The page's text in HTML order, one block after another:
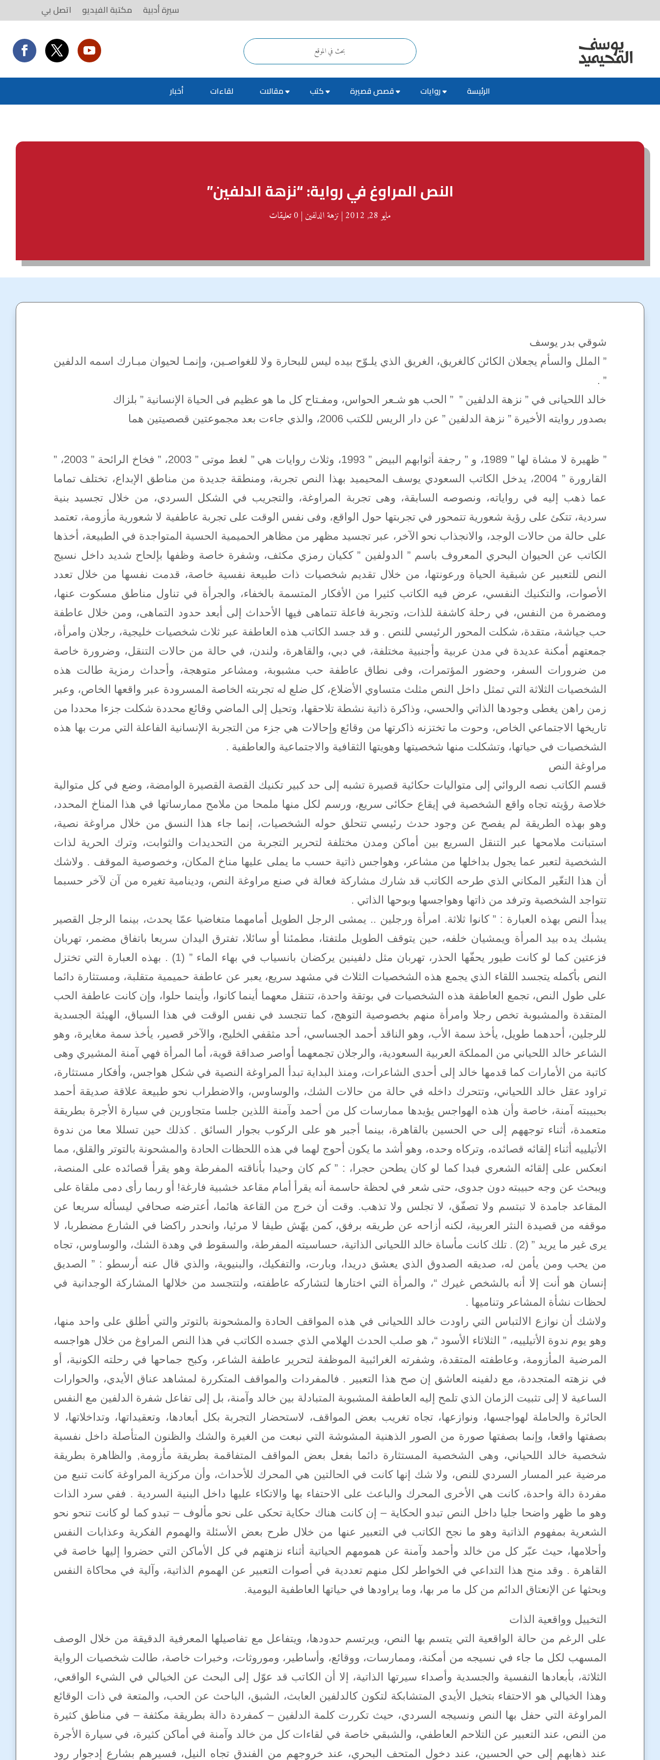
سيرة أدبية مكتبة الفيديو اتصل بي
الرئيسة روايات قصص قصيرة كتب مقالات لقاءات أخبار
النص المراوغ في رواية: “نزهة الدلفين”
مايو 28, 2012 |نزهة الدلفين | 0 تعليقات
شوقي بدر يوسف
” الملل والسأم يجعلان الكائن كالغريق، الغريق الذي يلـوّح بيده ليس للبحارة ولا للغواصـين، وإنمـا لحيوان مبـارك اسمه الدلفين
” .
خالد اللحيانى في ” نزهة الدلفين ” ” الحب هو شـعر الحواس، ومفـتاح كل ما هو عظيم فى الحياة الإنسانية ” بلزاك
بصدور روايته الأخيرة ” نزهة الدلفين ” عن دار الريس للكتب 2006، والذي جاءت بعد مجموعتين قصصيتين هما
” ظهيرة لا مشاة لها ” 1989، و ” رجفة أثوابهم البيض ” 1993، وثلاث روايات هي ” لغط موتى ” 2003، ” فخاخ الرائحة ” 2003، ”
القارورة ” 2004، يدخل الكاتب السعودي يوسف المحيميد بهذا النص تجربة، ومنطقة جديدة من مناطق الإبداع، تختلف تماما
عما ذهب إليه في رواياته، ونصوصه السابقة، وهى تجربة المراوغة، والتجريب في الشكل السردي، من خلال تجسيد بنية
سردية، تتكئ على رؤية شعورية تتمحور في تجربتها حول الواقع، وفى نفس الوقت على تجربة عاطفية لا شعورية مأزومة، تعتمد
على حالة من حالات الوجد، والانجذاب نحو الآخر، عبر تجسيد مظهر من مظاهر الحميمية الحسية المتواجدة في الطبيعة، أخذها
الكاتب عن الحيوان البحري المعروف باسم ” الدولفين ” ككيان رمزي مكثف، وشفرة خاصة وظفها بإلحاح شديد داخل نسيج
النص للتعبير عن شبقية الحياة ورعونتها، من خلال تقديم شخصيات ذات طبيعة نفسية خاصة، قدمت نفسها من خلال تعدد
الأصوات، والتكنيك النفسي، عرض فيه الكاتب كثيرا من الأفكار المتسمة بالخفاء، والجرأة في تناول مناطق مسكوت عنها،
ومضمرة من النفس، في رحلة كاشفة للذات، وتجربة فاعلة تتماهى فيها الأحداث إلى أبعد حدود التماهى، ومن خلال عاطفة
حب جياشة، متقدة، شكلت المحور الرئيسي للنص . و قد جسد الكاتب هذه العاطفة عبر ثلاث شخصيات خليجية، رجلان وامرأة،
جمعتهم أمكنة عديدة في مدن عربية وأجنبية مختلفة، في دبي، والقاهرة، ولندن، في حالة من حالات التنقل، وضرورة خاصة
من ضرورات السفر، وحضور المؤتمرات، وفى نطاق عاطفة حب مشبوبة، ومشاعر متوهجة، وأحداث رمزية طالت هذه
الشخصيات الثلاثة التي تمثل داخل النص مثلث متساوي الأضلاع، كل ضلع له تجربته الخاصة المسرودة عبر واقعها الخاص، وعبر
زمن راهن يغطى وجودها الذاتي والحسي، وذاكرة ذاتية نشطة تلاحقها، وتحيل إلى الماضي وقائع محددة شكلت جزءا محددا من
تاريخها الاجتماعي الخاص، وحوت ما تختزنه ذاكرتها من وقائع وإحالات هي جزء من التجربة الإنسانية الفاعلة التي مرت بها هذه
الشخصيات في حياتها، وتشكلت منها شخصيتها وهويتها الثقافية والاجتماعية والعاطفية .
مراوغة النص
قسم الكاتب نصه الروائي إلى متواليات حكائية قصيرة تشبه إلى حد كبير تكنيك القصة القصيرة الوامضة، وضع في كل متوالية
خلاصة رؤيته تجاه واقع الشخصية في إيقاع حكائى سريع، ورسم لكل منها ملمحا من ملامح ممارساتها في هذا المناخ المحدد،
وهو بهذه الطريقة لم يفصح عن وجود حدث رئيسي تتحلق حوله الشخصيات، إنما جاء هذا النسق من خلال مراوغة نصية،
استبانت ملامحها عبر التنقل السريع بين أماكن ومدن مختلفة لتحرير التجربة من التحديدات والثوابت، وترك الحرية لذات
الشخصية لتعبر عما يجول بداخلها من مشاعر، وهواجس ذاتية حسب ما يملى عليها مناخ المكان، وخصوصية الموقف . ولاشك
أن هذا التغّير المكاني الذي طرحه الكاتب قد شارك مشاركة فعالة في صنع مراوغة النص، ودينامية تغيره من آن لآخر حسبما
تتواجد الشخصية وترفد من ذاتها وهواجسها وبوحها الذاتي .
يبدأ النص بهذه العبارة : ” كانوا ثلاثة. امرأة ورجلين .. يمشى الرجل الطويل أمامهما متغاضيا عمّا يحدث، بينما الرجل القصير
يشبك يده بيد المرأة ويمشيان خلفه، حين يتوقف الطويل ملتفتا، مطمئنا أو سائلا، تفترق اليدان سريعا باتفاق مضمر، تهربان
فزعتين كما لو كانت طيور يحفّها الحذر، تهربان مثل دلفينين يركضان بانسياب في بهاء الماء ” (1) . بهذه العبارة التي تختزل
النص بأكمله يتجسد اللقاء الذي يجمع هذه الشخصيات الثلاث في مشهد سريع، يعبر عن عاطفة حميمية متقلبة، ومستثارة دائما
على طول النص، تجمع العاطفة هذه الشخصيات في بوتقة واحدة، تتنقل معهما أينما كانوا، وأينما حلوا، وإن كانت عاطفة الحب
المتقدة والمشبوبة تخص رجلا وامرأة منهم بخصوصية التوهج، كما تتجسد في نفس الوقت في هذا السياق، الهيئة الجسدية
للرجلين، أحدهما طويل، يأخذ سمة الأب، وهو الناقد أحمد الجساسي، أحد مثقفي الخليج، والآخر قصير، يأخذ سمة مغايرة، وهو
الشاعر خالد اللحياني من المملكة العربية السعودية، والرجلان تجمعهما أواصر صداقة قوية، أما المرأة فهي آمنة المشيري وهى
كاتبة من الأمارات كما قدمها خالد إلى أحدى الشاعرات، ومنذ البداية تبدأ المراوغة النصية في شكل هواجس، وأفكار مستثارة،
تراود عقل خالد اللحياني، وتتحرك داخله في حالة من حالات الشك، والوساوس، والاضطراب نحو طبيعة علاقة صديقة أحمد
بحبيبته آمنة، خاصة وأن هذه الهواجس يؤيدها ممارسات كل من أحمد وآمنة اللذين جلسا متجاورين في سيارة الأجرة بطريقة
متعمدة، أثناء توجههم إلى حي الحسين بالقاهرة، بينما أجبر هو على الركوب بجوار السائق . كذلك حين تسللا معا من ندوة
الأتيلييه أثناء إلقائه قصائده، وتركاه وحده، وهو أشد ما يكون أحوج لهما في هذه اللحظات الحادة والمشحونة بالتوتر والقلق، مما
انعكس على إلقائه الشعري فبدا كما لو كان يطحن حجرا، : ” كم كان وحيدا بأناقته المفرطة وهو يقرأ قصائده على المنصة،
ويبحث عن وجه حبيبته دون جدوى، حتى شعر في لحظة حاسمة أنه يقرأ أمام مقاعد خشبية فارغة! أو ربما رأى دمى ملقاة على
المقاعد جامدة لا تبتسم ولا تصفّق، لا تجلس ولا تذهب. وقت أن خرج من القاعة هائما، أعترضه صحافي ليسأله سريعا عن
موقفه من قصيدة النثر العربية، لكنه أزاحه عن طريقه برفق، كمن يهّش طيفا لا مرئيا، وانحدر راكضا في الشارع مضطربا، لا
يرى غير ما يريد ” (2) . تلك كانت مأساة خالد اللحيانى الذاتية، حساسيته المفرطة، والسقوط في وهدة الشك، والوساوس، تجاه
من يحب ومن يأمن له، صديقه الصدوق الذي يعشق دريدا، وبارت، والتفكيك، والبنيوية، والذي قال عنه أرسطو : ” الصديق
إنسان هو أنت إلا أنه بالشخص غيرك “، والمرأة التي اختارها لتشاركه عاطفته، ولتتجسد من خلالها المشاركة الوجدانية في
لحظات نشأة المشاعر وتناميها .
ولاشك أن نوازع الالتباس التي راودت خالد اللحيانى في هذه المواقف الحادة والمشحونة بالتوتر والتي أطلق على واحد منها،
وهو يوم ندوة الأتيلييه، ” الثلاثاء الأسود “، هو صلب الحدث الهلامي الذي جسده الكاتب في هذا النص المراوغ من خلال هواجسه
المرضية المأزومة، وعاطفته المتقدة، وشفرته الغرائبية الموظفة لتحرير عاطفة الشاعر، وكبح جماحها في رحلته الكونية، أو
في نزهته المتجددة، مع دلفينه العاشق إن صح هذا التعبير . فالمفردات والمواقف المتكررة لمشاهد عناق الأيدي، والحوارات
الساعية لا إلى تثبيت الزمان الذي تلمح إليه العاطفة المشبوبة المتبادلة بين خالد وآمنة، بل إلى تفاعل شفرة الدلفين مع النفس
الحائرة والحاملة لهواجسها، ونوازعها، تجاه تغريب بعض المواقف، لاستحضار التجربة بكل أبعادها، وتعقيداتها، وتداخلاتها، لا
بصفتها واقعا، وإنما بصفتها صورة من الصور الذهنية المشوشة التي نبعت من الغيرة والشك والظنون المتأصلة داخل نفسية
شخصية خالد اللحياني، وهى الشخصية المستثارة دائما بفعل بعض المواقف المتفاقمة بطريقة مأزومة, والظاهرة بطريقة
مرضية عبر المسار السردي للنص، ولا شك إنها كانت في الحالتين هي المحرك للأحداث، وأن مركزية المراوغة كانت تنبع من
مفردة دالة واحدة، كانت هي الأخرى المحرك والباعث على الاحتفاء بها والاتكاء عليها داخل البنية السردية . ففي سرد الذات
وهو ما ظهر واضحا جليا داخل النص تبدو الحكاية – إن كانت هناك حكاية تحكى على نحو مألوف – تبدو كما لو كانت تنحو نحو
الشعرية بمفهوم الذاتية وهو ما نجح الكاتب في التعبير عنها من خلال طرح بعض الأسئلة والهموم الفكرية وعذابات النفس
وأحلامها، حيث عبّر كل من خالد وأحمد وآمنة عن همومهم الحياتية أثناء نزهتهم في كل الأماكن التي حضروا إليها خاصة في
القاهرة . وقد منح هذا التداعي في الخواطر لكل منهم تعددية في أصوات التعبير عن الهموم الذاتية، وآلية في محاكاة النفس
وبحثها عن الإنعتاق الدائم من كل ما مر بها، وما يراودها في حياتها العاطفية اليومية.
التخييل وواقعية الذات
على الرغم من حالة الواقعية التي يتسم بها النص، ويرتسم حدودها، ويتفاعل مع تفاصيلها المعرفية الدقيقة من خلال الوصف
المسهب لكل ما جاء في نسيجه من أمكنة، وممارسات، ووقائع، وأساطير، وموروثات، وخبرات خاصة، طالت شخصيات الرواية
الثلاثة، بأبعادها النفسية والجسدية وأصداء سيرتها الذاتية، إلا أن الكاتب قد عوّل إلى البحث عن الخيالي في الشيء الواقعي،
وهذا الخيالي هو الاحتفاء بتخيل الأيدي المتشابكة لتكون كالدلفين العابث، الشبق، الباحث عن الحب، والمتعة في ذات الوقائع
المراوغة التي حفل بها النص ونسيجه السردي، حيث تكررت كلمة الدلفين – كمفردة دالة بطريقة مكثفة – في مناطق كثيرة
من النص، عند التعبير عن التلاحم العاطفي، والشبقي خاصة في لقاءات كل من خالد وآمنة في أماكن كثيرة، في سيارة الأجرة
عند ذهابهم إلى حي الحسين، عند دخول المتحف البحري، عند خروجهم من الفندق تجاه النيل، فسيرهم بشارع إدجوار رود